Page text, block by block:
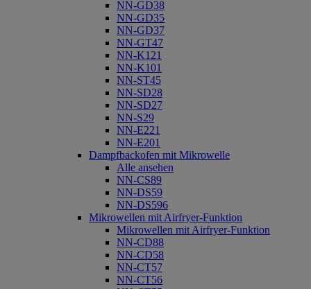
NN-GD38
NN-GD35
NN-GD37
NN-GT47
NN-K121
NN-K101
NN-ST45
NN-SD28
NN-SD27
NN-S29
NN-E221
NN-E201
Dampfbackofen mit Mikrowelle
Alle ansehen
NN-CS89
NN-DS59
NN-DS596
Mikrowellen mit Airfryer-Funktion
Mikrowellen mit Airfryer-Funktion
NN-CD88
NN-CD58
NN-CT57
NN-CT56